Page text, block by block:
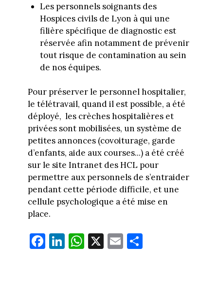
Les personnels soignants des
Hospices civils de Lyon à qui une
filière spécifique de diagnostic est
réservée afin notamment de prévenir
tout risque de contamination au sein
de nos équipes.
Pour préserver le personnel hospitalier,
le télétravail, quand il est possible, a été
déployé, les crèches hospitalières et
privées sont mobilisées, un système de
petites annonces (covoiturage, garde
d’enfants, aide aux courses...) a été créé
sur le site Intranet des HCL pour
permettre aux personnels de s’entraider
pendant cette période difficile, et une
cellule psychologique a été mise en
place.
Fa
ce
Li
nk
W
ha
X E
m
Pa
rt